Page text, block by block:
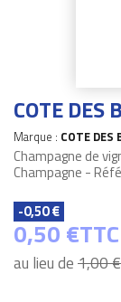
COTE DES
Marque : COTE DES
Champagne de
Champagne -
-0,50 €
0,50 €TTC
au lieu de1,00